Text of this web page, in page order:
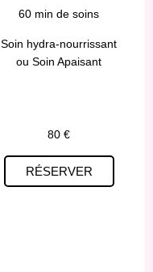
60 min de soins
Soin hydra-nourrissant
ou Soin Apaisant
80 €
RÉSERVER